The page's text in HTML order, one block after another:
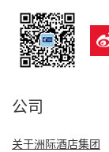
公司
关于洲际酒店集团